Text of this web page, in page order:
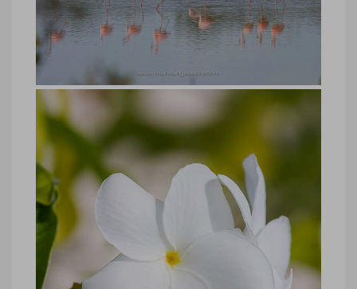
Bahamas, flamants roses Crooked Island
© Marie-Ange Ostré
Bahamas, flamants roses Crooked
Island
Bahamas, flamants roses Crooked Island
© Marie-Ange Ostré